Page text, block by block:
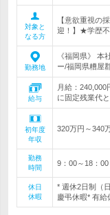
対象と
なる方
【意欲重視の
迎！】★学歴不
勤務地
《福岡県》 本
ー/福岡県糟屋
給与
月給：
に固定残業代
初年度
年収
320万円～340
勤務
時間
9：00～18：
休日
休暇
* 週休2日制（
慶弔休暇* 有給